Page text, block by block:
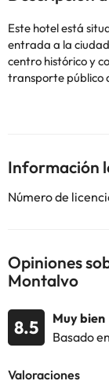
Este hotel está
entrada a la
centro histórico y
transporte público
atracciones
opciones de ocio
diferentes
expectativas de
información de
alojamiento. Si
Información
Número de
Opiniones
Montalvo
8.5
Muy bien
Basado en